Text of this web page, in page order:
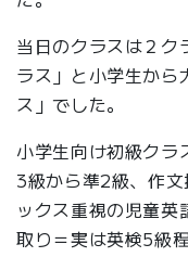
当日のクラスは２ク
ラス」と小学生から
ス」でした。
小学生向け初級クラ
3級から準2級、作
ックス重視の児童
取り＝実は英検5級